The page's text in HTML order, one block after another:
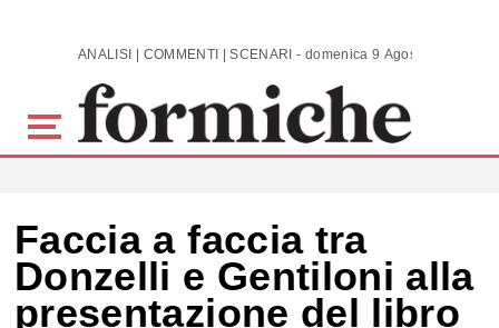
Skip to main content ANALISI | COMMENTI | SCENARI - domenica 9 Agosto 2026
Faccia a faccia tra
Donzelli e Gentiloni alla
presentazione del libro